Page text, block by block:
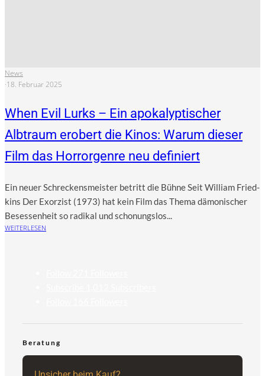
News
·18. Februar 2025
When Evil Lurks – Ein apokalyptischer
Albtraum erobert die Kinos: Warum dieser
Film das Horrorgenre neu definiert
Ein neuer Schreckensmeister betritt die Bühne Seit Wil­liam Fried­
kins Der Exor­zist (1973) hat kein Film das The­ma dämo­ni­scher
Beses­sen­heit so radi­kal und scho­nungs­los...
WEITERLESEN
Beratung